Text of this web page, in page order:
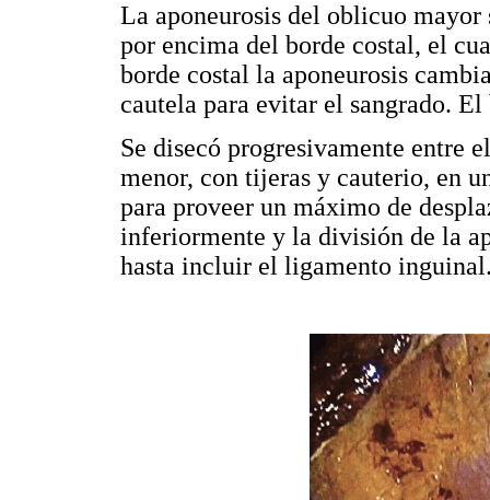
La aponeurosis del oblicuo mayor
por encima del borde costal, el
borde costal la aponeurosis
cautela para evitar el sangrado.
Se disecó progresivamente entre
menor, con tijeras y cauterio, en
para proveer un máximo de
inferiormente y la división de la
hasta incluir el ligamento